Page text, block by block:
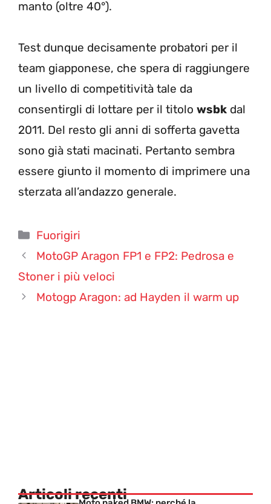
manto (oltre 40°).
Test dunque decisamente probatori per il
team giapponese, che spera di raggiungere
un livello di competitività tale da
consentirgli di lottare per il titolo wsbk dal
2011. Del resto gli anni di sofferta gavetta
sono già stati macinati. Pertanto sembra
essere giunto il momento di imprimere una
sterzata all’andazzo generale.
Categorie
Fuorigiri
MotoGP Aragon FP1 e FP2: Pedrosa e
Stoner i più veloci
Motogp Aragon: ad Hayden il warm up
Articoli recenti